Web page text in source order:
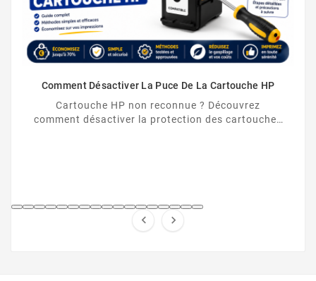
Comment Désactiver La Puce De La Cartouche HP
Cartouche HP non reconnue ? Découvrez
comment désactiver la protection des cartouches
 